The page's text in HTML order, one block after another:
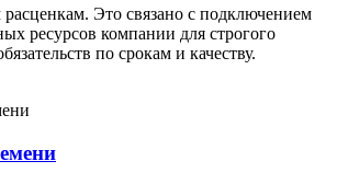
Это связано с подключением
ресурсов компании для строгого
по срокам и качеству.